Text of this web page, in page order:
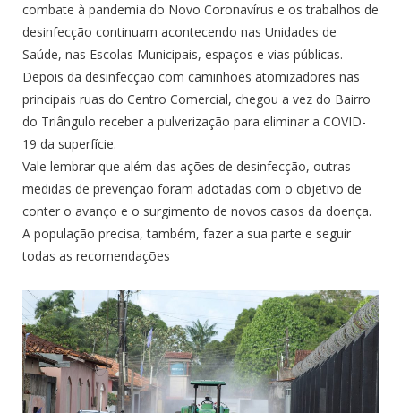
combate à pandemia do Novo Coronavírus e os trabalhos de
desinfecção continuam acontecendo nas Unidades de
Saúde, nas Escolas Municipais, espaços e vias públicas.
Depois da desinfecção com caminhões atomizadores nas
principais ruas do Centro Comercial, chegou a vez do Bairro
do Triângulo receber a pulverização para eliminar a COVID-
19 da superfície.
Vale lembrar que além das ações de desinfecção, outras
medidas de prevenção foram adotadas com o objetivo de
conter o avanço e o surgimento de novos casos da doença.
A população precisa, também, fazer a sua parte e seguir
todas as recomendações